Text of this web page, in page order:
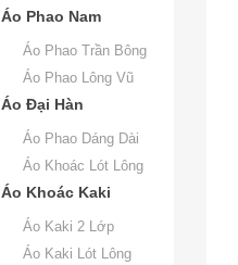
Áo Phao Nam
Áo Phao Trần Bông
Áo Phao Lông Vũ
Áo Đại Hàn
Áo Phao Dáng Dài
Áo Khoác Lót Lông
Áo Khoác Kaki
Áo Kaki 2 Lớp
Áo Kaki Lót Lông